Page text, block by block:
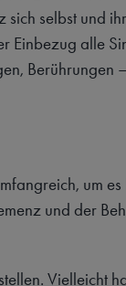
selbst und
Einbezug alle
Berührungen
um
und der
Vielleicht